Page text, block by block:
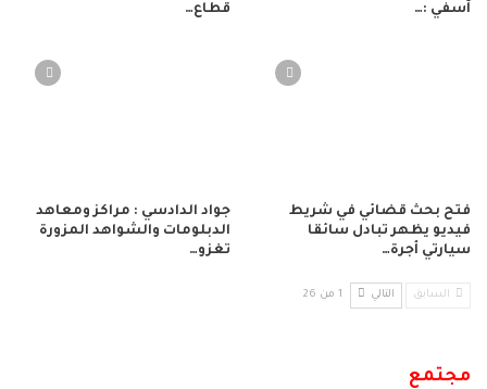
آسفي :…
قطاع…
فتح بحث قضائي في شريط
فيديو يظهر تبادل سائقا
سيارتي أجرة…
جواد الدادسي : مراكز ومعاهد
الدبلومات والشواهد المزورة
تغزو…
السابق التالي 1 من 26
مجتمع